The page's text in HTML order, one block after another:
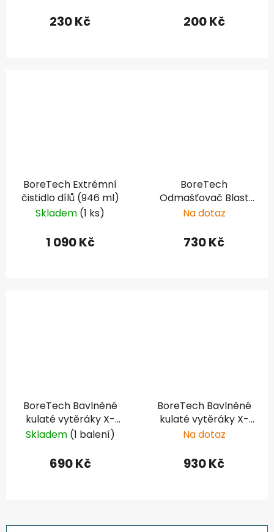
230 Kč 200 Kč
BoreTech Extrémní
čistidlo dílů (946 ml)
Skladem (1 ks)
1 090 Kč
BoreTech
Odmašťovač Blast
degreaser - 296ml
Na dotaz
730 Kč
BoreTech Bavlněné
kulaté vytěráky X-
Count .25-.284
Skladem (1 balení)
690 Kč
BoreTech Bavlněné
kulaté vytěráky X-
Count .308-.338
Na dotaz
930 Kč